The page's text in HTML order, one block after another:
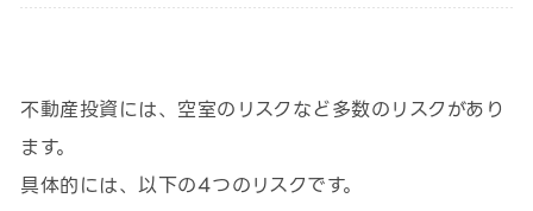
不動産投資には、空室のリスクなど多数のリスクがあり
ます。
具体的には、以下の4つのリスクです。